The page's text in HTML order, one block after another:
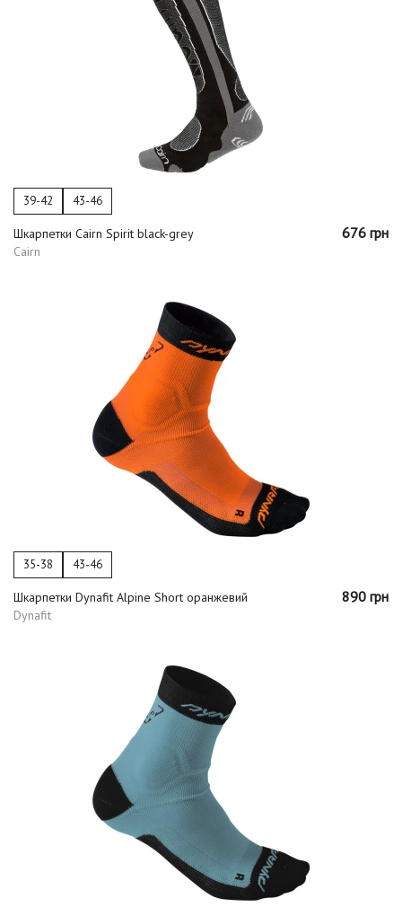
39-42 43-46
Шкарпетки Cairn Spirit black-grey
Cairn
676 грн
35-38 43-46
Шкарпетки Dynafit Alpine Short оранжевий
Dynafit
890 грн